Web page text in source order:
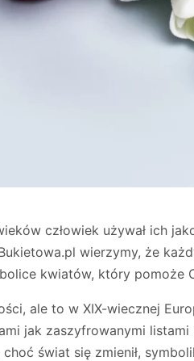
człowiek używał ich
wierzymy, że
kwiatów, który pomoże
ale to w XIX-wiecznej
jak zaszyfrowanymi listami
świat się zmienił,